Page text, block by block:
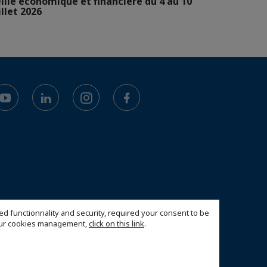
functionnality and security, required your consent to be
cookies management,click on this link.
2026